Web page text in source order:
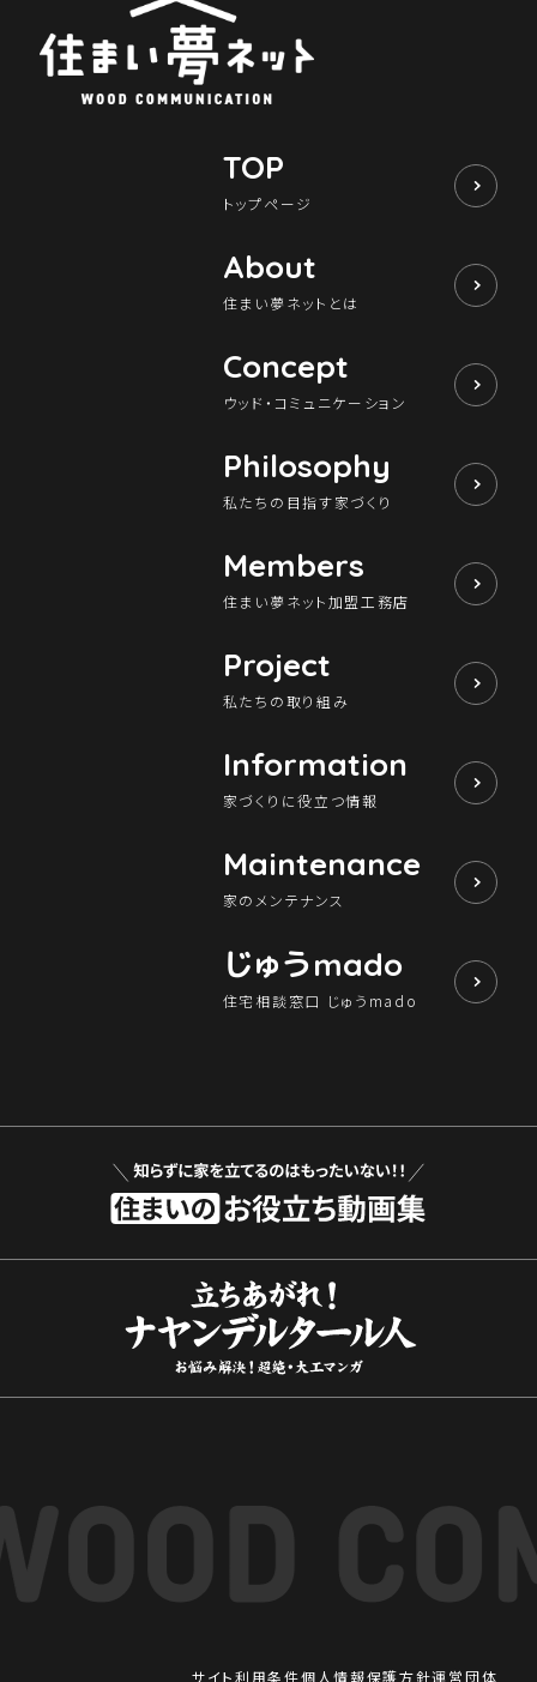
TOP
トップページ
About
住まい夢ネットとは
Concept
ウッド・コミュニケーション
Philosophy
私たちの目指す家づくり
Members
住まい夢ネット加盟工務店
Project
私たちの取り組み
Information
家づくりに役立つ情報
Maintenance
家のメンテナンス
じゅうmado
住宅相談窓口 じゅうmado
サイト利用条件個人情報保護方針運営団体